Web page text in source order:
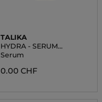
TALIKA
HYDRA - SERUM
HYDRATANT INTENSIF
Serum
0.00 CHF